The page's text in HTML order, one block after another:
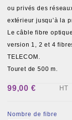
ou privés des
extérieur jusqu’à la
Le câble fibre
version 1, 2 et 4
TELECOM.
Touret de 500 m.
99,00 € HT
Nombre de fibre